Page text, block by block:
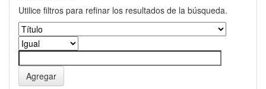
Utilice filtros para refinar los resultados de la búsqueda.